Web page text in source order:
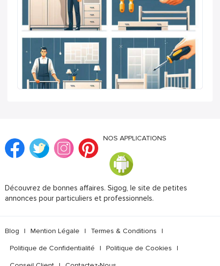
NOS APPLICATIONS
Découvrez de bonnes affaires. Sigog, le site de petites
annonces pour particuliers et professionnels.
Blog | Mention Légale | Termes & Conditions |
Politique de Confidentialité | Politique de Cookies |